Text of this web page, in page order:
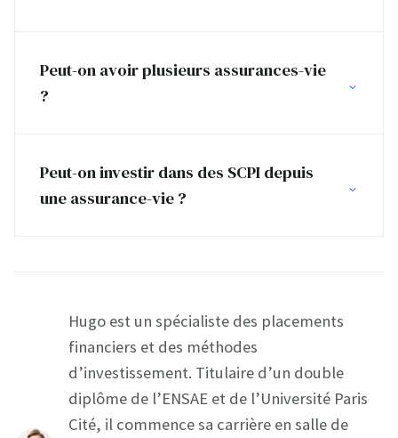
Peut-on avoir plusieurs assurances-vie
?
Peut-on investir dans des SCPI depuis
une assurance-vie ?
Hugo est un spécialiste des placements
financiers et des méthodes
d’investissement. Titulaire d’un double
diplôme de l’ENSAE et de l’Université Paris
Cité, il commence sa carrière en salle de